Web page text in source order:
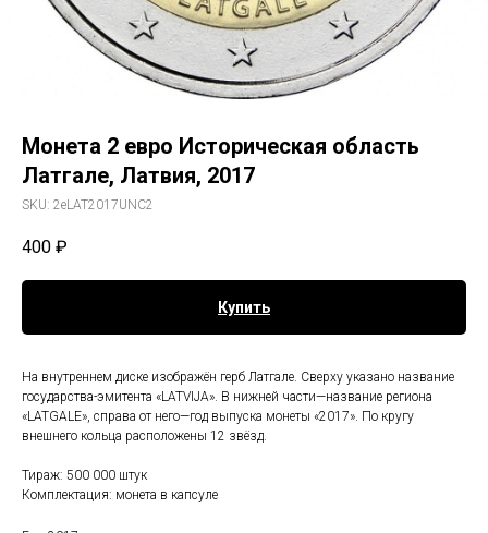
Монета 2 евро Историческая область
Латгале, Латвия, 2017
SKU: 2eLAT2017UNC2
400 ₽
Купить
На внутреннем диске изображён герб Латгале. Сверху указано название
государства-эмитента «LATVIJA». В нижней части—название региона
«LATGALE», справа от него—год выпуска монеты «2017». По кругу
внешнего кольца расположены 12 звёзд.
Тираж: 500 000 штук
Комплектация: монета в капсуле